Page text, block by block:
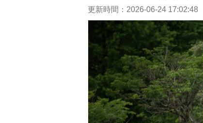
更新時間：2026-06-24 17:02:48